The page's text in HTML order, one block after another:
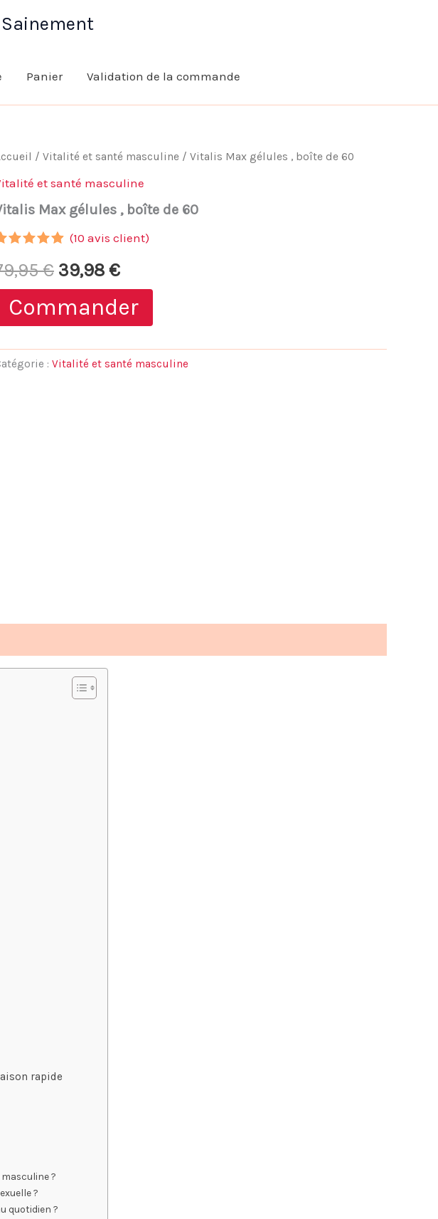
Panier Validation de la commande
/ Vitalité et santé masculine / Vitalis Max gélules , boîte de 60
et santé masculine
Max gélules , boîte de 60
5
sur
client
(10 avis client)
€ Le
prix
initial
était :
39,98 €Le
prix
actuel
est :
Commander
: Vitalité et santé masculine
rapide
?
?
quotidien ?